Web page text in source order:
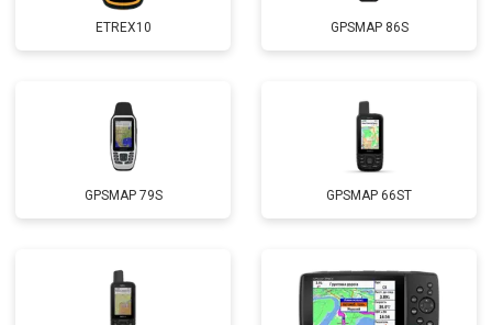
ETREX10 GPSMAP 86S
GPSMAP 79S GPSMAP 66ST